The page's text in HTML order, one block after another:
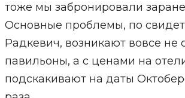
тоже мы забронировали
Основные проблемы, по
Радкевич, возникают вовсе не
павильоны, а с ценами на
подскакивают на даты